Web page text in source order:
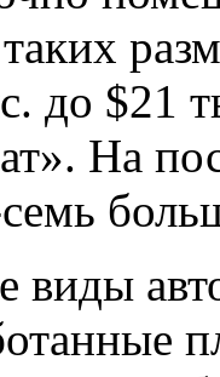
до $21
На
виды